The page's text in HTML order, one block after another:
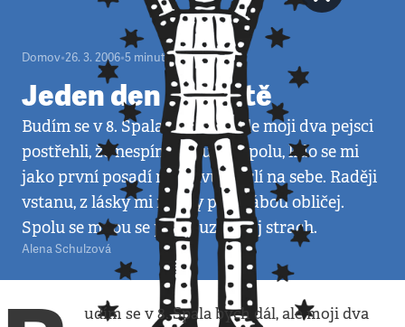
Domov•26. 3. 2006•5 minut
Jeden den v životě
Budím se v 8. Spala bych dál, ale moji dva pejsci
postřehli, že nespím a soutěží spolu, kdo se mi
jako první posadí na hlavu. Žárlí na sebe. Raději
vstanu, z lásky mi někdy poškrábou obličej.
Spolu se mnou se probouzí i můj strach.
Alena Schulzová
udím se v 8. Spala bych dál, ale moji dva